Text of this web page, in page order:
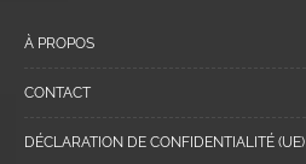
À PROPOS
CONTACT
DÉCLARATION DE CONFIDENTIALITÉ (UE)